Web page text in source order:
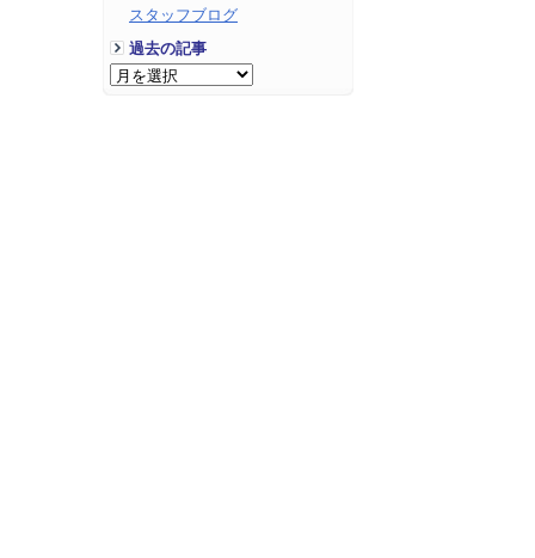
スタッフブログ
過去の記事